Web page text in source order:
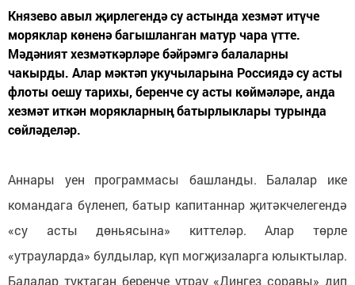
Князево авыл җирлегендә су астында хезмәт итүче
моряклар көненә багышланган матур чара үтте.
Мәдәният хезмәткәрләре бәйрәмгә балаларны
чакырды. Алар мәктәп укучыларына Россиядә су асты
флоты оешу тарихы, беренче су асты көймәләре, анда
хезмәт иткән морякларның батырлыклары турында
сөйләделәр.
Аннары уен программасы башланды. Балалар ике
командага бүленеп, батыр капитаннар җитәкчелегендә
«су асты дөньясына» киттеләр. Алар төрле
«утрауларда» булдылар, күп могҗизаларга юлыктылар.
Балалар туктаган беренче утрау «Диңгез соравы» дип